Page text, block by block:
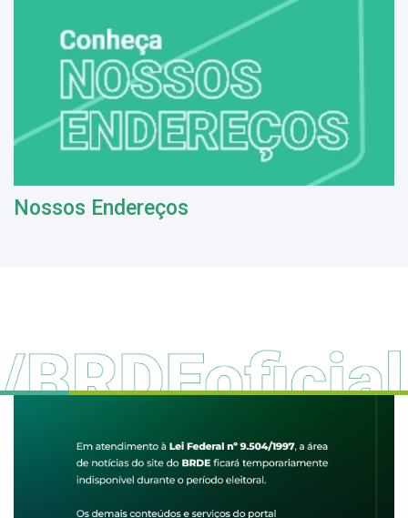
Nossos Endereços